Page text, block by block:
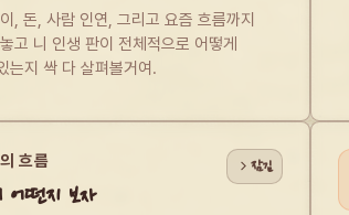
, 돈, 사람 인연, 그리고 요즘 흐름까지
고 니 인생 판이 전체적으로 어떻게
는지 싹 다 살펴볼거여.
흐름
어떤지 보자
잠김